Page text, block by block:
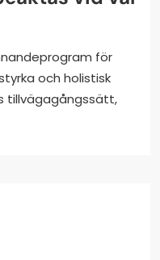
för
och holistisk
tillvägagångssätt,